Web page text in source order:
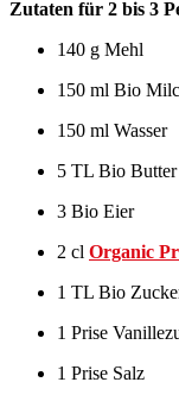
Zutaten für 2 bis 3
140 g Mehl
150 ml Bio
150 ml Wasser
5 TL Bio Butter
3 Bio Eier
2 cl Organic
1 TL Bio
1 Prise
1 Prise Salz